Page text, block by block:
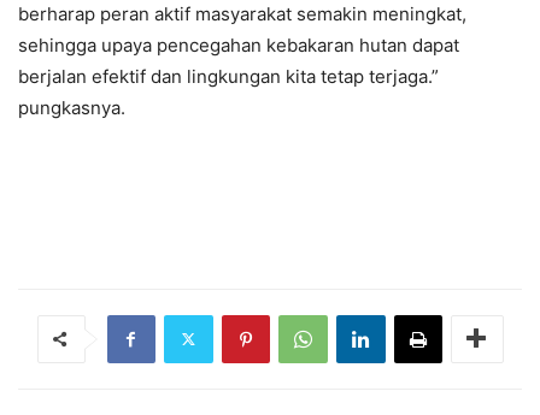
berharap peran aktif masyarakat semakin meningkat,
sehingga upaya pencegahan kebakaran hutan dapat
berjalan efektif dan lingkungan kita tetap terjaga.”
pungkasnya.